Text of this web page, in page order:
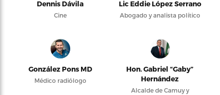
Dennis Dávila
Cine
Lic Eddie López Serrano
Abogado y analista político
González Pons MD
Médico radiólogo
Hon. Gabriel “Gaby”
Hernández
Alcalde de Camuy y